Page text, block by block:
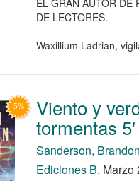
DE LECTORES.
Waxillium Ladrian,
Viento y
tormentas 5'
Sanderson, Brandon
Ediciones B. Marzo